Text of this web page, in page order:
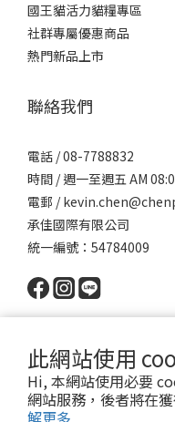
此網站使用
Hi, 本網站使用必要
網站服務，後者將在
解更多
國王貓活力貓糧專區
社群專屬優惠商品
熱門新品上市
聯絡我們
電話 / 08-7788832
時間 / 週一至週五 AM
電郵 /
承佳國際有限公司
統一編號：54784009
Powered by SHOPLINE │